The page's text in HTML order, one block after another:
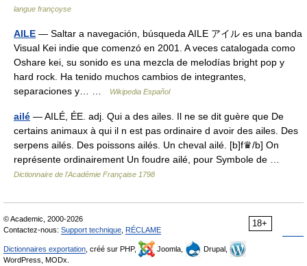
langue françoyse
AILE — Saltar a navegación, búsqueda AILE アイル es una banda
Visual Kei indie que comenzó en 2001. A veces catalogada como
Oshare kei, su sonido es una mezcla de melodías bright pop y
hard rock. Ha tenido muchos cambios de integrantes,
separaciones y… …
Wikipedia Español
ailé — AILÉ, ÉE. adj. Qui a des ailes. Il ne se dit guère que De
certains animaux à qui il n est pas ordinaire d avoir des ailes. Des
serpens ailés. Des poissons ailés. Un cheval ailé. [b]f♛/b] On
représente ordinairement Un foudre ailé, pour Symbole de …
Dictionnaire de l'Académie Française 1798
18+
© Academic, 2000-2026
Contactez-nous: Support technique RÉCLAME
Dictionnaires exportation , créé sur PHP, Joomla,
Drupal,
WordPress, MODx.